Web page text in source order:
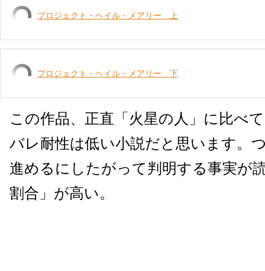
プロジェクト・ヘイル・メアリー 上
プロジェクト・ヘイル・メアリー 下
この作品、正直「火星の人」に比べ
バレ耐性は低い小説だと思います。
進めるにしたがって判明する事実が
割合」が高い。